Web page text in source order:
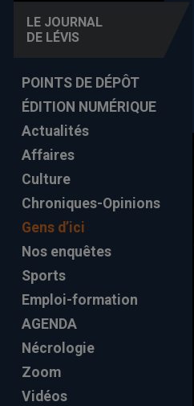
LE JOURNAL
DE LÉVIS
POINTS DE DÉPÔT
ÉDITION NUMÉRIQUE
Actualités
Affaires
Culture
Chroniques-Opinions
Gens d’ici
Nos enquêtes
Sports
Emploi-formation
AGENDA
Nécrologie
Zoom
Vidéos